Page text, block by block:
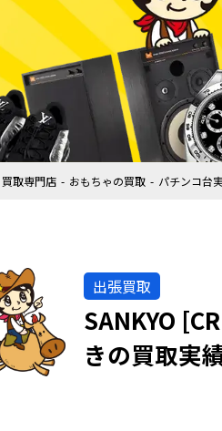
買取専門店 おもちゃの買取 パチンコ台
出張買取
SANKYO
きの買取実